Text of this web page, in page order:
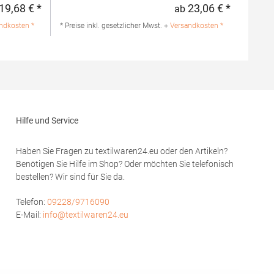
/
/ 1%
Regulärer Preis:
19,68 € *
*
Ton) Ersatzknopf Labelfrei
textil.de
Regulärer
ab 23,06 € *
* Preise inkl. gesetzlicher Mwst. + Versandkosten *
Hilfe und Service
Haben Sie Fragen zu textilwaren24.eu oder den Artikeln?
Benötigen Sie Hilfe im Shop? Oder möchten Sie telefonisch
bestellen? Wir sind für Sie da.
Telefon: 09228/9716090
E-Mail: info@textilwaren24.eu